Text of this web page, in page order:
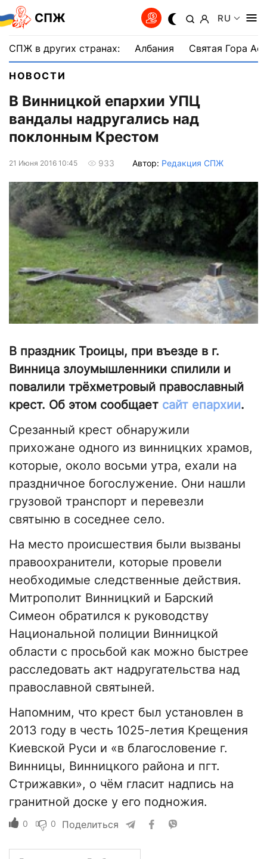
СПЖ RU
СПЖ в других странах: Албания Святая Гора
НОВОСТИ
В Винницкой епархии УПЦ
вандалы надругались над
поклонным Крестом
21 Июня 2016 10:45 933 Автор: Редакция СПЖ
В праздник Троицы, при въезде в г.
Винница злоумышленники спилили и
повалили трёхметровый православный
крест. Об этом сообщает сайт епархии.
Срезанный крест обнаружили
прихожане одного из винницких храмов,
которые, около восьми утра, ехали на
праздничное богослужение. Они нашли
грузовой транспорт и перевезли
святыню в соседнее село.
На место происшествия были вызваны
правоохранители, которые провели
необходимые следственные действия.
Митрополит Винницкий и Барский
Симеон обратился к руководству
Национальной полиции Винницкой
области с просьбой как можно быстрее
расследовать акт надругательства над
православной святыней.
Напомним, что крест был установлен в
2013 году в честь 1025-летия Крещения
Киевской Руси и «в благословение г.
Винницы, Винницкого района и пгт.
Стрижавки», о чём гласит надпись на
гранитной доске у его подножия.
0 0 Поделиться